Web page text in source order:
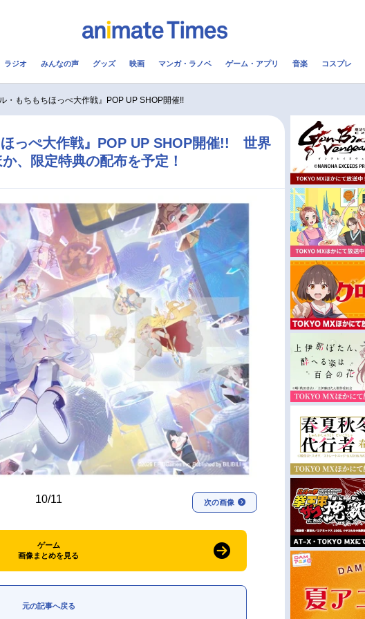
コスプレ 2.5次元 配信・Vtuber
実写化映画一覧
男性声優/女性声優一覧
今期アニメ曜日別一覧
春アニメ
FOLLOW US
ラジオ みんなの声 グッズ 映画 マンガ・ラノベ ゲーム・アプリ 音楽 コスプレ
・もちもちほっぺ大作戦』POP UP SHOP開催!!
っぺ大作戦』POP UP SHOP開催!! 世界
、限定特典の配布を予定！
10/11 次の画像
ゲーム
画像まとめを見る
元の記事へ戻る